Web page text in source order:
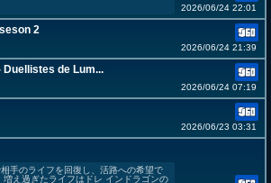
2026/06/24 22:01
2
2026/06/24 21:39
Duellistes de Lum...
2026/06/24 07:19
2026/06/23 03:31
手のライフを回復し、活路への希望で
え過ぎたライフはドレ インドラゴンの